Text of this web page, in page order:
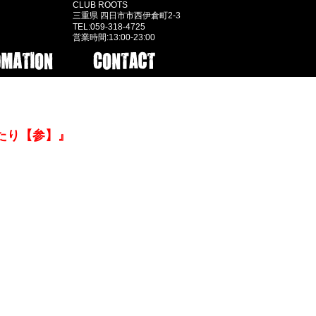
CLUB ROOTS
三重県 四日市市西伊倉町2-3
TEL:059-318-4725
営業時間:13:00-23:00
【参】』